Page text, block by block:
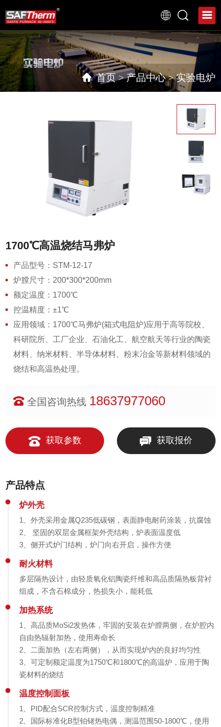
首页>产品中心>实验电炉
1700℃高温烧结马弗炉
产品型号：STM-12-17
炉膛尺寸：200*300*200mm
额定温度：1700℃
控温精度：±1℃
应用领域：1700℃马弗炉(箱式电阻炉)应用于高等院校、
科研院所、工厂企业、石油化工、航空航天等行业的陶瓷
材料、纳米材料、半导体材料、粉末冶金等新材料领域的
烧结和高温热处理。
全国咨询热线 18637977060
获取参数 获取报价
产品特点
炉外壳
1、外壳采用金属Q235低碳钢，表面静电耐药涂装，抗腐蚀
2、 坚固的双层金属框架外壳结构，炉表面温度低
3、侧开式炉门结构，炉门向右开启，操作方便
耐火材料
多层隔热设计，由轻质氧化铝陶瓷纤维和高品质隔热板背衬
组成，不含石棉成分，热损失小，能耗低
加热系统
1、高品质MoSi2发热体，牢固的安装在炉膛两侧，在炉腔内
自由热辐射加热，使用寿命长
2、二面加热（左右两侧），从而实现炉内的良好均匀性
3、可定制额定温度为1750℃和1800℃的高温炉，应用于陶
瓷材料的烧结
温度控制面板
1、PID配合SCR控制方式，温度控制精准
2、国际标准化B型铂铑热电偶，测温范围50-1800℃，使用